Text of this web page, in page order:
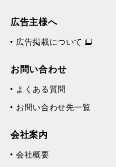
広告主様へ
広告掲載について
お問い合わせ
よくある質問
お問い合わせ先一覧
会社案内
会社概要